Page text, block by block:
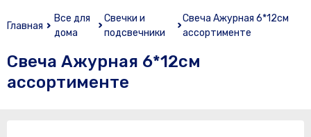
Главная
Все для
дома
Свечки и
подсвечники
Свеча Ажурная 6*12см
ассортименте
Свеча Ажурная 6*12см
ассортименте